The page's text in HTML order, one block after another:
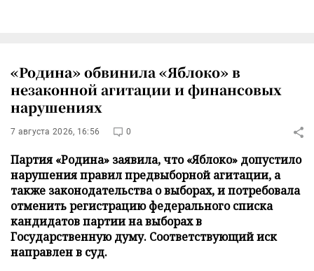
«Родина» обвинила «Яблоко» в
незаконной агитации и финансовых
нарушениях
7 августа 2026, 16:56 0
Партия «Родина» заявила, что «Яблоко» допустило
нарушения правил предвыборной агитации, а
также законодательства о выборах, и потребовала
отменить регистрацию федерального списка
кандидатов партии на выборах в
Государственную думу. Соответствующий иск
направлен в суд.